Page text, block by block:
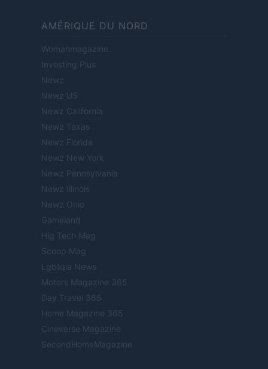
AMÉRIQUE DU NORD
Womanmagazine
Investing Plus
Newz
Newz US
Newz California
Newz Texas
Newz Florida
Newz New York
Newz Pennsylvania
Newz Illinois
Newz Ohio
Gameland
Hig Tech Mag
Scoop Mag
Lgbtqia News
Motors Magazine 365
Day Travel 365
Home Magazine 365
Cineverse Magazine
SecondHomeMagazine